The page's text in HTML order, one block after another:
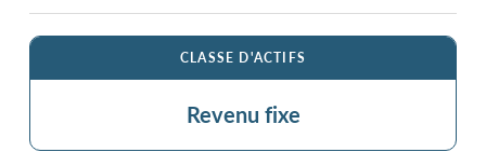
CLASSE D'ACTIFS
Revenu fixe